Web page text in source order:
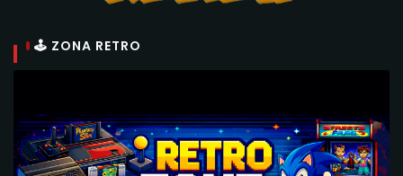
🕹 ZONA RETRO